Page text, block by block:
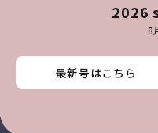
2026
8
最新号はこちら
最新号はこちら
最新号はこちら
最新号はこちら